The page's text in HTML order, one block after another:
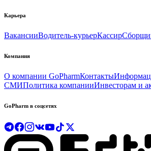
Карьера
ВакансииВодитель-курьерКассир
Компания
О компании GoPharmКонтакты
СМИПолитика компанииИнвесторам и
GoPharm в соцсетях